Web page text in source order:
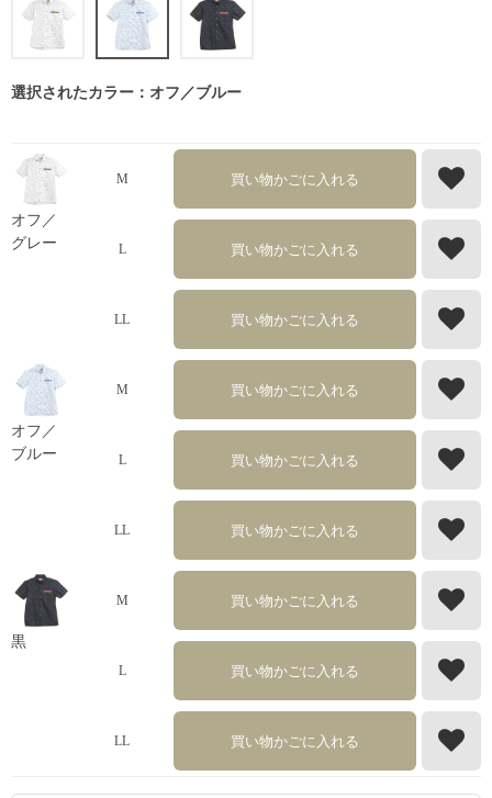
選択されたカラー：オフ／ブルー
オフ／
グレー
M 買い物かごに入れる
L 買い物かごに入れる
LL 買い物かごに入れる
オフ／
ブルー
M 買い物かごに入れる
L 買い物かごに入れる
LL 買い物かごに入れる
黒
M 買い物かごに入れる
L 買い物かごに入れる
LL 買い物かごに入れる